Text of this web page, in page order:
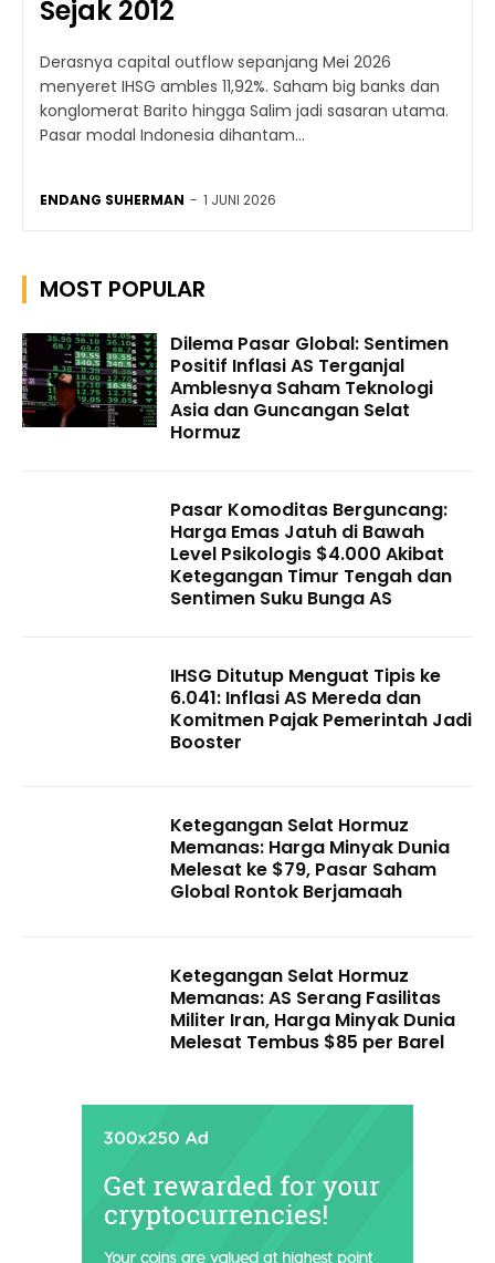
Sejak 2012
Derasnya capital outflow sepanjang Mei 2026
menyeret IHSG ambles 11,92%. Saham big banks dan
konglomerat Barito hingga Salim jadi sasaran utama.
Pasar modal Indonesia dihantam...
ENDANG SUHERMAN - 1 JUNI 2026
MOST POPULAR
Dilema Pasar Global: Sentimen
Positif Inflasi AS Terganjal
Amblesnya Saham Teknologi
Asia dan Guncangan Selat
Hormuz
Pasar Komoditas Berguncang:
Harga Emas Jatuh di Bawah
Level Psikologis $4.000 Akibat
Ketegangan Timur Tengah dan
Sentimen Suku Bunga AS
IHSG Ditutup Menguat Tipis ke
6.041: Inflasi AS Mereda dan
Komitmen Pajak Pemerintah Jadi
Booster
Ketegangan Selat Hormuz
Memanas: Harga Minyak Dunia
Melesat ke $79, Pasar Saham
Global Rontok Berjamaah
Ketegangan Selat Hormuz
Memanas: AS Serang Fasilitas
Militer Iran, Harga Minyak Dunia
Melesat Tembus $85 per Barel